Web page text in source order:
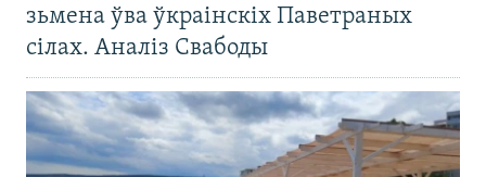
зьмена ўва ўкраінскіх Паветраных
сілах. Аналіз Свабоды